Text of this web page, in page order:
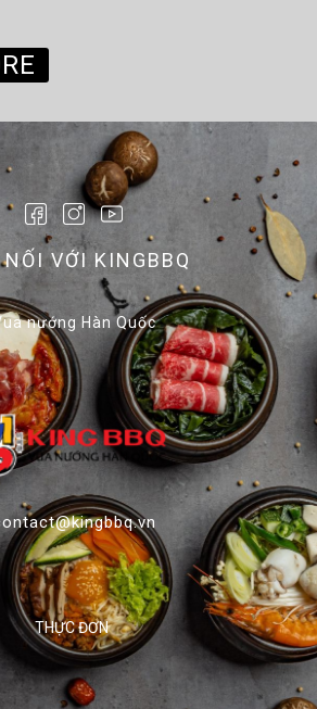
NỐI VỚI KINGBBQ
nướng Hàn Quốc
THỰC ĐƠN